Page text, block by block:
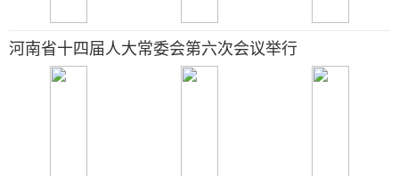
河南省十四届人大常委会第六次会议举行